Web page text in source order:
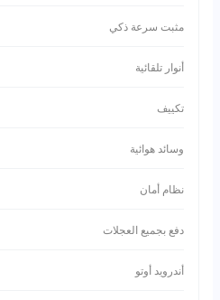
مثبت سرعة ذكي
أنوار تلقائية
تكييف
وسائد هوائية
نظام أمان
دفع بجميع العجلات
أندرويد أوتو